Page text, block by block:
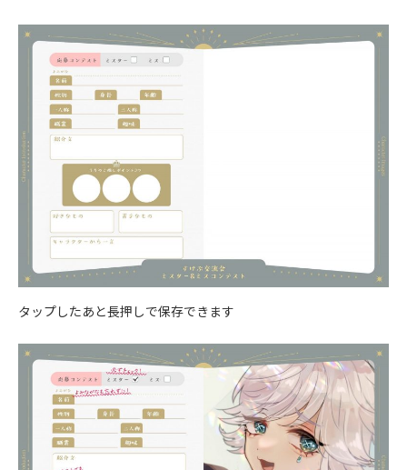
タップしたあと長押しで保存できます